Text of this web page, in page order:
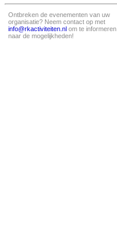
Ontbreken de evenementen van uw
organisatie? Neem contact op met
info@rkactiviteiten.nl om te informeren
naar de mogelijkheden!